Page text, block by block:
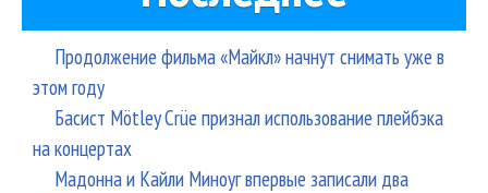
Продолжение фильма «Майкл» начнут снимать уже в
этом году
Басист Mötley Crüe признал использование плейбэка
на концертах
Мадонна и Кайли Миноуг впервые записали два